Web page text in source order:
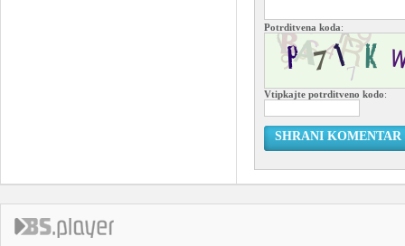
Potrditvena koda:
Vtipkajte potrditveno kodo:
SHRANI KOMENTAR